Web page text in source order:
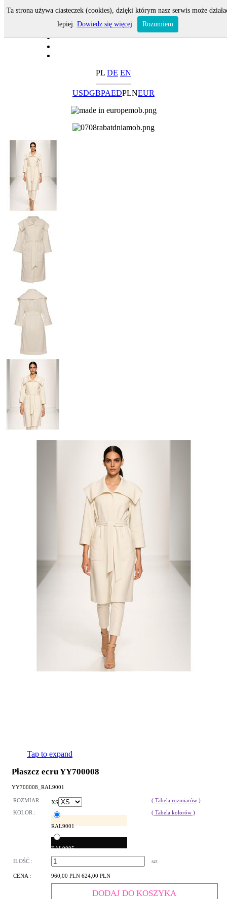
PL DE EN
USDGBPAEDPLNEUR
Tap to expand
Płaszcz ecru YY700008
YY700008_RAL9001
ROZMIAR : XS
( Tabela rozmiarów )
KOLOR :
RAL9001
RAL9005
( Tabela kolorów )
ILOŚĆ : szt
CENA : 960,00 PLN 624,00 PLN
DODAJ DO KOSZYKA
Ta strona używa ciasteczek (cookies), dzięki którym nasz serwis może
lepiej. Dowiedz się więcej Rozumiem